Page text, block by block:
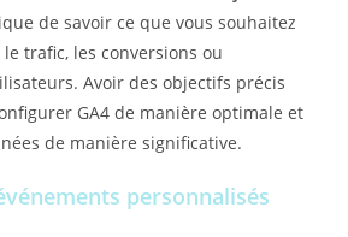
de savoir ce que vous souhaitez
trafic, les conversions ou
Avoir des objectifs précis
GA4 de manière optimale et
de manière significative.
personnalisés